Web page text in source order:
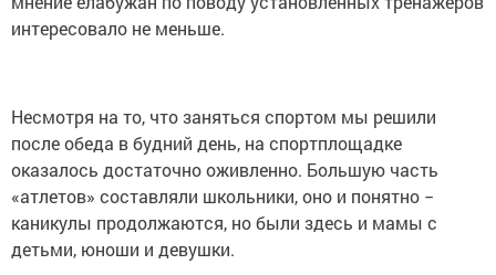
интересовало не меньше.
Несмотря на то, что заняться спортом мы решили
после обеда в будний день, на спортплощадке
оказалось достаточно оживленно. Большую часть
«атлетов» составляли школьники, оно и понятно −
каникулы продолжаются, но были здесь и мамы с
детьми, юноши и девушки.